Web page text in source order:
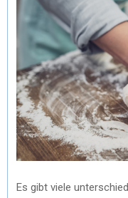
Es gibt viele